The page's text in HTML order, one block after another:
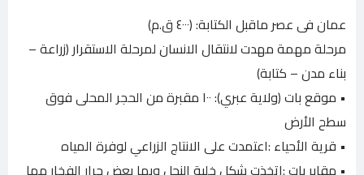
عمان فى عصر ماقبل الكتابة: (٤٠٠٠ ق.م)
مرحلة مهمة مهدت لانتقال الانسان لمرحلة الاستقرار (زراعة –
بناء مدن – كتابة)
• موقع بات (ولاية عبري): ١٠٠ مقبرة من الحجر المحلى فوق
سطح الأرض
• قرية الأحياء :اعتمدت على الانتاج الزراعي لوفرة المياه
• مقابر بات :اتخذت شكل خلية النحل وبها بعض جرار الفخار مما